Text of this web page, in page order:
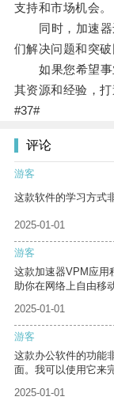
支持和市场机会。
同时，加速器
们解决问题和突破
如果您希望事
其资源和经验，打
#37#
评论
游客
这款软件的学习方式
2025-01-01
游客
这款加速器VPM应用
助你在网络上自由移动
2025-01-01
游客
这款办公软件的功能
面。我可以使用它来
2025-01-01